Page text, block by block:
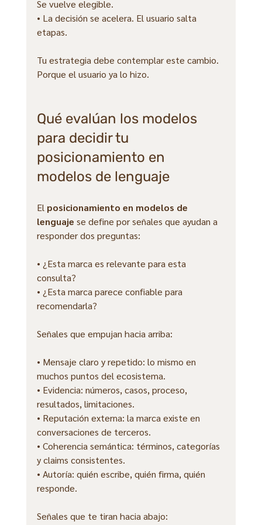
Se vuelve elegible.
• La decisión se acelera. El usuario salta
etapas.
Tu estrategia debe contemplar este cambio.
Porque el usuario ya lo hizo.
Qué evalúan los modelos
para decidir tu
posicionamiento en
modelos de lenguaje
El posicionamiento en modelos de
lenguaje se define por señales que ayudan a
responder dos preguntas:
• ¿Esta marca es relevante para esta
consulta?
• ¿Esta marca parece confiable para
recomendarla?
Señales que empujan hacia arriba:
• Mensaje claro y repetido: lo mismo en
muchos puntos del ecosistema.
• Evidencia: números, casos, proceso,
resultados, limitaciones.
• Reputación externa: la marca existe en
conversaciones de terceros.
• Coherencia semántica: términos, categorías
y claims consistentes.
• Autoría: quién escribe, quién firma, quién
responde.
Señales que te tiran hacia abajo: